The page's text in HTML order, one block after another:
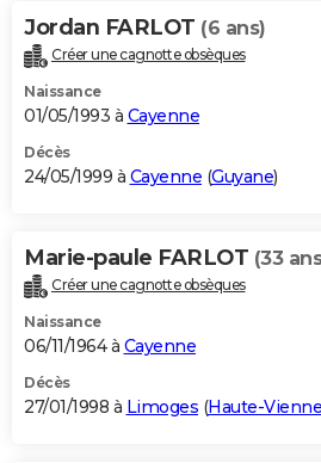
Jordan FARLOT (6 ans)
Créer une cagnotte obsèques
Naissance
01/05/1993 à Cayenne
Décès
24/05/1999 à Cayenne (Guyane)
Marie-paule FARLOT (33
Créer une cagnotte obsèques
Naissance
06/11/1964 à Cayenne
Décès
27/01/1998 à Limoges (Haute-Vienne